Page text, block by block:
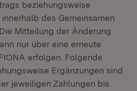
beziehungsweise
des Gemeinsamen
Mitteilung der Änderung
nur über eine erneute
erfolgen. Folgende
Ergänzungen sind
jeweiligen Zahlungen bis